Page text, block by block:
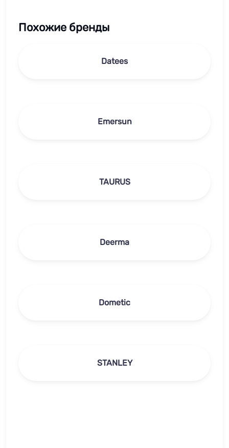
Похожие бренды
Datees
Emersun
TAURUS
Deerma
Dometic
STANLEY